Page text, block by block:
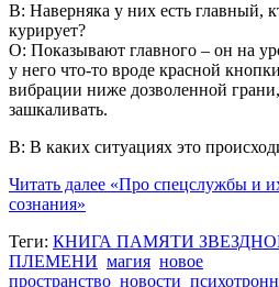
В: Наверняка у них есть главный,
курирует?
О: Показывают главного – он на
у него что-то вроде красной
вибрации ниже дозволенной
зашкаливать.
В: В каких ситуациях это
Читать далее «Про спецслужбы и
сознания»
Теги: КНИГА ПАМЯТИ
ПЛЕМЕНИ магия новое
пространство новости